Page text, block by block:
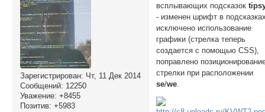
Зарегистрирован: Чт, 11 Дек 2014
Сообщений: 12250
Уважение: +8455
Позитив: +5983
всплывающих подсказок
- изменен шрифт в
исключено использование
графики (стрелка теперь
создается с помощью CSS),
поправлено
стрелки при расположении
se/we